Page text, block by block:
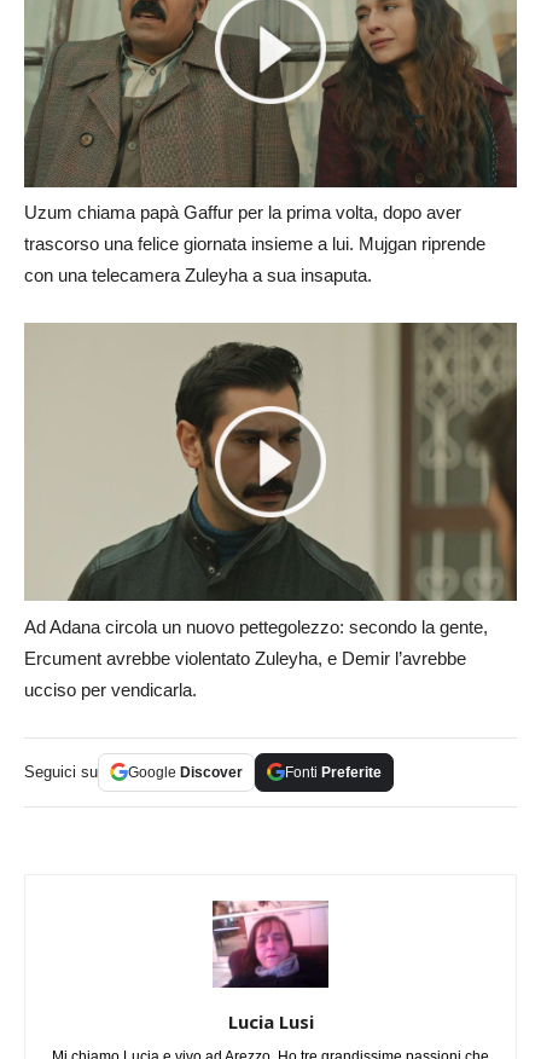
Uzum chiama papà Gaffur per la prima volta, dopo aver
trascorso una felice giornata insieme a lui. Mujgan riprende
con una telecamera Zuleyha a sua insaputa.
Ad Adana circola un nuovo pettegolezzo: secondo la gente,
Ercument avrebbe violentato Zuleyha, e Demir l’avrebbe
ucciso per vendicarla.
Seguici su Google Discover Fonti Preferite
Lucia Lusi